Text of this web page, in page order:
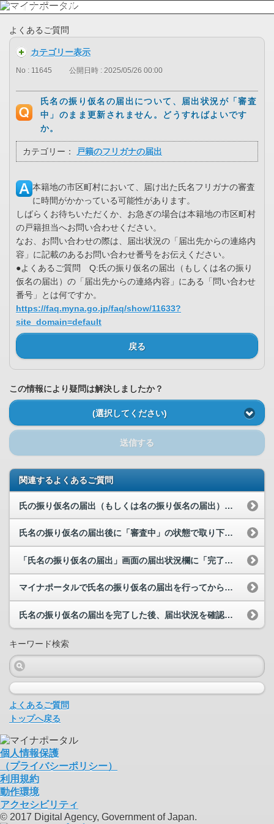
よくあるご質問
カテゴリー表示
No : 11645 公開日時 : 2025/05/26 00:00
氏名の振り仮名の届出について、届出状況が「審査
中」のまま更新されません。どうすればよいです
か。
カテゴリー： 戸籍のフリガナの届出
本籍地の市区町村において、届け出た氏名フリガナの審査
に時間がかかっている可能性があります。
しばらくお待ちいただくか、お急ぎの場合は本籍地の市区町村
の戸籍担当へお問い合わせください。
なお、お問い合わせの際は、届出状況の「届出先からの連絡内
容」に記載のあるお問い合わせ番号をお伝えください。
●よくあるご質問 Q:氏の振り仮名の届出（もしくは名の振り
仮名の届出）の「届出先からの連絡内容」にある「問い合わせ
番号」とは何ですか。
https://faq.myna.go.jp/faq/show/11633?
site_domain=default
戻る
この情報により疑問は解決しましたか？
(選択してください)
送信する
関連するよくあるご質問
氏の振り仮名の届出（もしくは名の振り仮名の届出）の「届出先からの連絡内容」にある「問い合わせ番...
氏名の振り仮名の届出後に「審査中」の状態で取り下げを行いましたが、受理された旨の通知が届きまし...
「氏名の振り仮名の届出」画面の届出状況欄に「完了」と表示されていますが、「あなたの戸籍は変更手...
マイナポータルで氏名の振り仮名の届出を行ってから戸籍に振り仮名が記載されるまで、どのくらいの期...
氏名の振り仮名の届出を完了した後、届出状況を確認するため、「やること」から対象の届出のカードを...
キーワード検索
よくあるご質問
トップへ戻る
個人情報保護
（プライバシーポリシー）
利用規約
動作環境
アクセシビリティ
© 2017 Digital Agency, Government of Japan.